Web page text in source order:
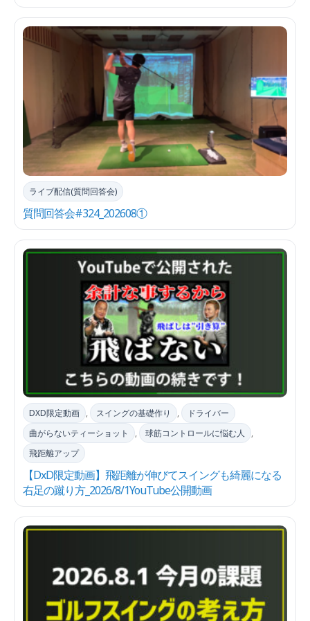
質問回答会#324_202608①
ライブ配信(質問回答会)
【DxD限定動画】飛距離が伸びてスイングも綺麗になる
右足の蹴り方_2026/8/1YouTube公開動画
DXD限定動画 , スイングの基礎作り ,
ドライバー
曲がらないティーショット
, 球筋コントロールに悩む人
,
飛距離アップ